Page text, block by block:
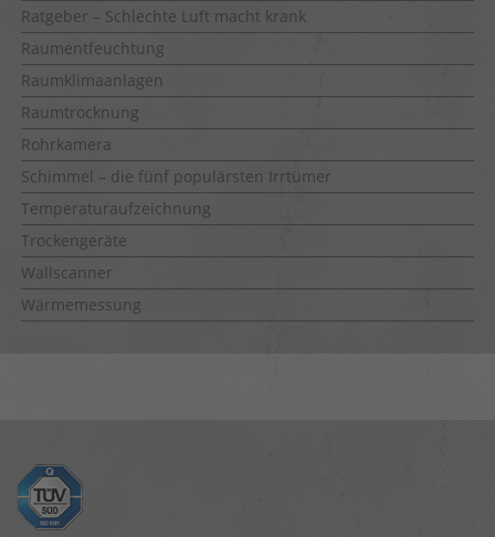
Ratgeber – Schlechte Luft macht krank
Raumentfeuchtung
Raumklimaanlagen
Raumtrocknung
Rohrkamera
Schimmel – die fünf populärsten Irrtümer
Temperaturaufzeichnung
Trockengeräte
Wallscanner
Wärmemessung